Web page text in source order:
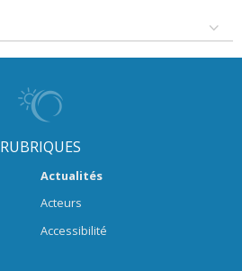
RUBRIQUES
Actualités
Acteurs
Accessibilité